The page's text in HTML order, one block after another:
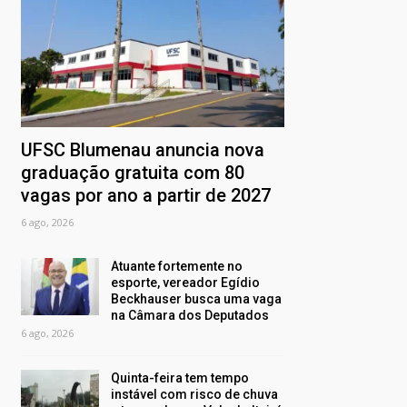
UFSC Blumenau anuncia nova
graduação gratuita com 80
vagas por ano a partir de 2027
6 ago, 2026
Atuante fortemente no
esporte, vereador Egídio
Beckhauser busca uma vaga
na Câmara dos Deputados
6 ago, 2026
Quinta-feira tem tempo
instável com risco de chuva